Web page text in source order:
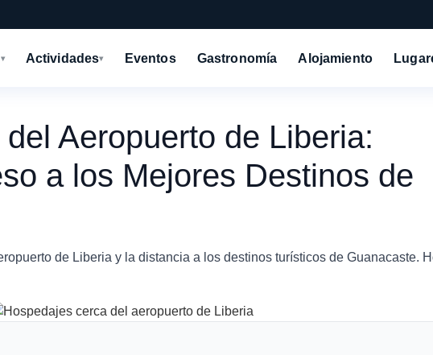
▾ Actividades▾ Eventos Gastronomía Alojamiento
Aeropuerto de Liberia:
a los Mejores Destinos de
de Liberia y la distancia a los destinos turísticos de Guanacaste.